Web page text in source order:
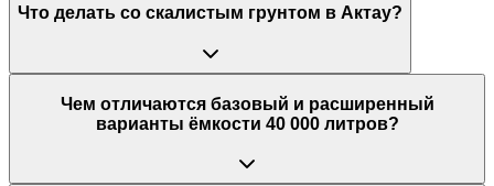
Что делать со скалистым грунтом в Актау?
Чем отличаются базовый и расширенный
варианты ёмкости 40 000 литров?